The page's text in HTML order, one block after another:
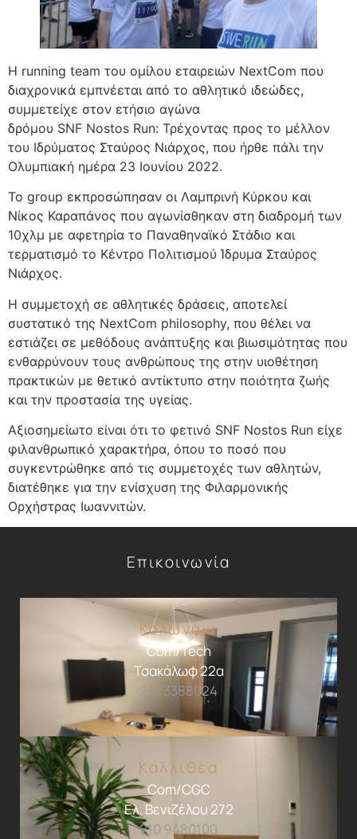
Η running team του ομίλου εταιρειών NextCom που
διαχρονικά εμπνέεται από το αθλητικό ιδεώδες,
συμμετείχε στον ετήσιο αγώνα
δρόμου SNF Nostos Run: Τρέχοντας προς το μέλλον
του Ιδρύματος Σταύρος Νιάρχος, που ήρθε πάλι την
Ολυμπιακή ημέρα 23 Ιουνίου 2022.
Το group εκπροσώπησαν οι Λαμπρινή Κύρκου και
Νίκος Καραπάνος που αγωνίσθηκαν στη διαδρομή των
10χλμ με αφετηρία το Παναθηναϊκό Στάδιο και
τερματισμό το Κέντρο Πολιτισμού Ίδρυμα Σταύρος
Νιάρχος.
Η συμμετοχή σε αθλητικές δράσεις, αποτελεί
συστατικό της NextCom philosophy, που θέλει να
εστιάζει σε μεθόδους ανάπτυξης και βιωσιμότητας που
ενθαρρύνουν τους ανθρώπους της στην υιοθέτηση
πρακτικών με θετικό αντίκτυπο στην ποιότητα ζωής
και την προστασία της υγείας.
Αξιοσημείωτο είναι ότι το φετινό SNF Nostos Run είχε
φιλανθρωπικό χαρακτήρα, όπου το ποσό που
συγκεντρώθηκε από τις συμμετοχές των αθλητών,
διατέθηκε για την ενίσχυση της Φιλαρμονικής
Ορχήστρας Ιωαννιτών.
Επικοινωνία
Κολωνάκι
Com/Tech
Τσακάλωφ 22α
210 3388024
Καλλιθέα
Com/CGC
Ελ. Βενιζέλου 272
210 9480100